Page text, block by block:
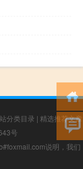
分类目录 | 精选推荐文章
号
说明，我们